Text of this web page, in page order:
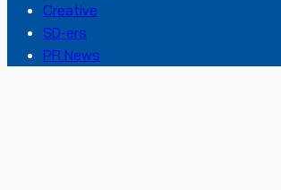
Creative
SD-ers
PR News